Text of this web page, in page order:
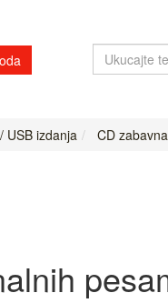
USB izdanja CD